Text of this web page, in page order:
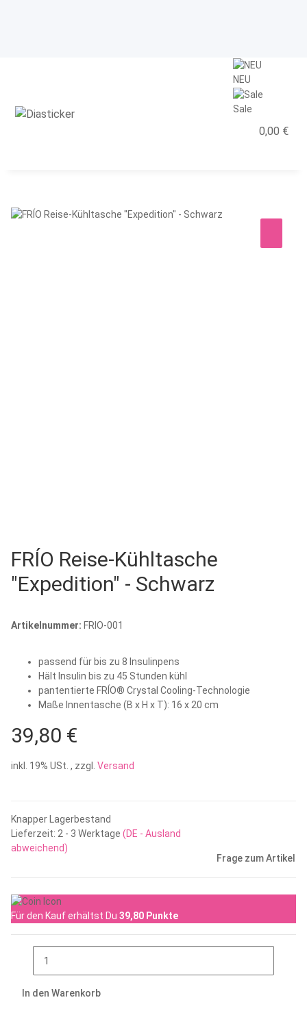
NEU
Sale
0,00 €
FRÍO Reise-Kühltasche
"Expedition" - Schwarz
Artikelnummer: FRIO-001
passend für bis zu 8 Insulinpens
Hält Insulin bis zu 45 Stunden kühl
pantentierte FRÍO® Crystal Cooling-Technologie
Maße Innentasche (B x H x T): 16 x 20 cm
39,80 €
inkl. 19% USt. , zzgl. Versand
Knapper Lagerbestand
Lieferzeit: 2 - 3 Werktage (DE - Ausland
abweichend)
Frage zum Artikel
Für den Kauf erhältst Du 39,80 Punkte
In den Warenkorb